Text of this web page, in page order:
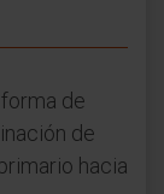
de
de
hacia